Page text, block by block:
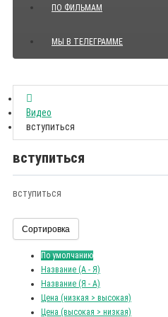
Показать все Цитаты с видео
ПО ФИЛЬМАМ
МЫ В ТЕЛЕГРАММЕ
Видео
вступиться
вступиться
вступиться
Сортировка
По умолчанию
Название (А - Я)
Название (Я - А)
Цена (низкая > высокая)
Цена (высокая > низкая)